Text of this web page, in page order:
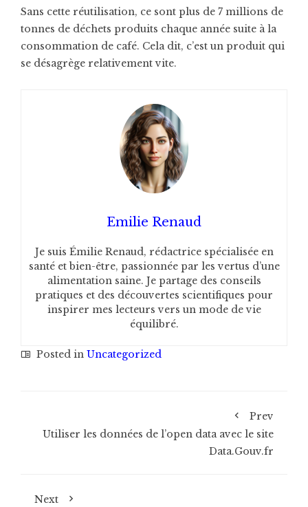
Sans cette réutilisation, ce sont plus de 7 millions de
tonnes de déchets produits chaque année suite à la
consommation de café. Cela dit, c’est un produit qui
se désagrège relativement vite.
Emilie Renaud
Je suis Émilie Renaud, rédactrice spécialisée en
santé et bien-être, passionnée par les vertus d’une
alimentation saine. Je partage des conseils
pratiques et des découvertes scientifiques pour
inspirer mes lecteurs vers un mode de vie
équilibré.
Posted in Uncategorized
Prev
Utiliser les données de l’open data avec le site
Data.Gouv.fr
Next